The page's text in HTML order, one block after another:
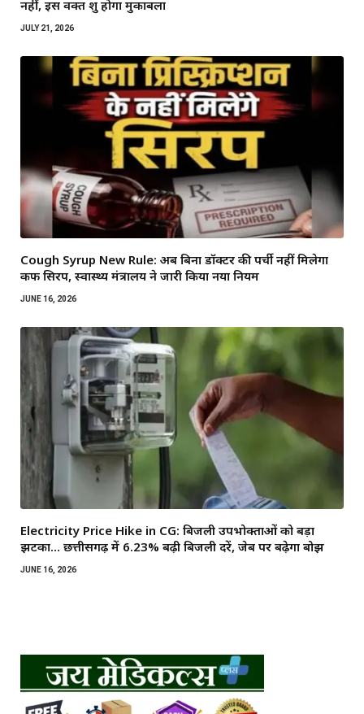
नहीं, इस वक्त शुरू होगा मुकाबला
JULY 21, 2026
Cough Syrup New Rule: अब बिना डॉक्टर की पर्ची नहीं मिलेगा
कफ सिरप, स्वास्थ्य मंत्रालय ने जारी किया नया नियम
JUNE 16, 2026
Electricity Price Hike in CG: बिजली उपभोक्ताओं को बड़ा
झटका… छत्तीसगढ़ में 6.23% बढ़ी बिजली दरें, जेब पर बढ़ेगा बोझ
JUNE 16, 2026